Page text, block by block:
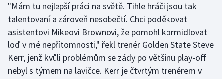
Ostatní
"Mám tu nejlepší práci na světě. Tihle hráči jsou tak
talentovaní a zároveň nesobečtí. Chci poděkovat
asistentovi Mikeovi Brownovi, že pomohl kormidlovat
loď v mé nepřítomnosti," řekl trenér Golden State Steve
Kerr, jenž kvůli problémům se zády po většinu play-off
nebyl s týmem na lavičce. Kerr je čtvrtým trenérem v